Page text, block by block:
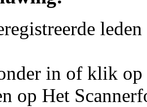
in of klik op
op Het